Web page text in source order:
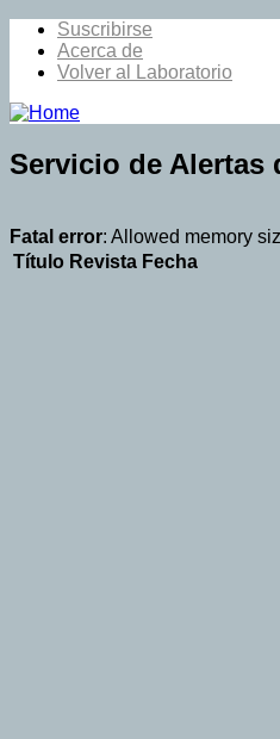
Suscribirse
Acerca de
Volver al Laboratorio
Servicio de
Fatal error: Allowed memory
Título Revista Fecha